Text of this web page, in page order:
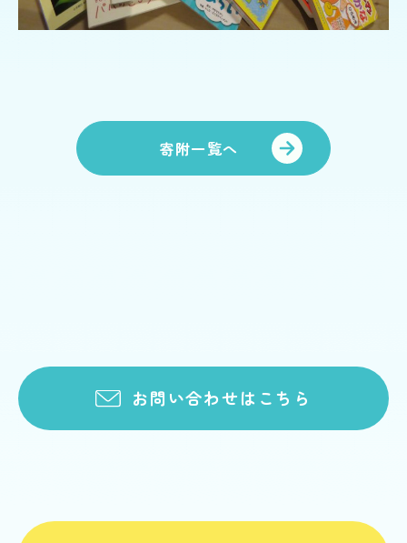
お問い合わせ 個人情報の保護
寄附一覧へ
お問い合わせはこちら